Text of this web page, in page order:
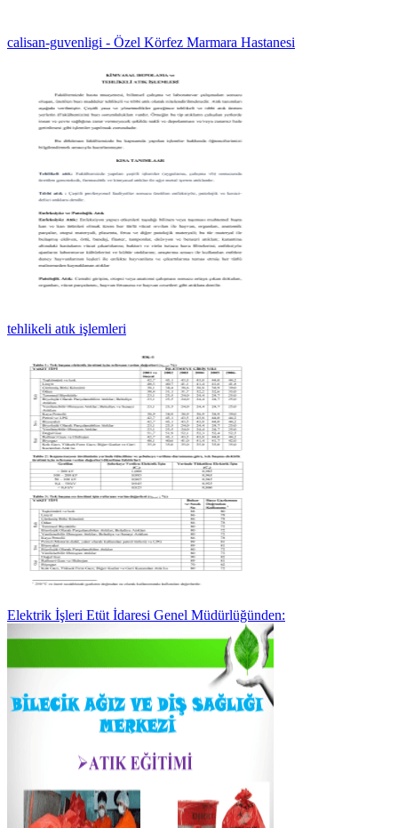
calisan-guvenligi - Özel Körfez Marmara Hastanesi
tehlikeli atık işlemleri
Elektrik İşleri Etüt İdaresi Genel Müdürlüğünden: